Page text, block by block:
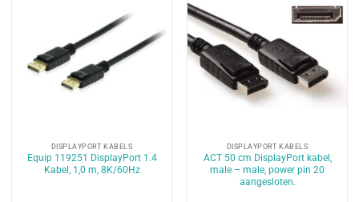
DISPLAYPORT KABELS
Equip 119251 DisplayPort 1.4
Kabel, 1,0 m, 8K/60Hz
DISPLAYPORT KABELS
ACT 50 cm DisplayPort kabel,
male – male, power pin 20
aangesloten.